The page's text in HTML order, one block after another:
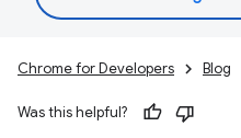
Chrome for Developers Blog
Was this helpful?